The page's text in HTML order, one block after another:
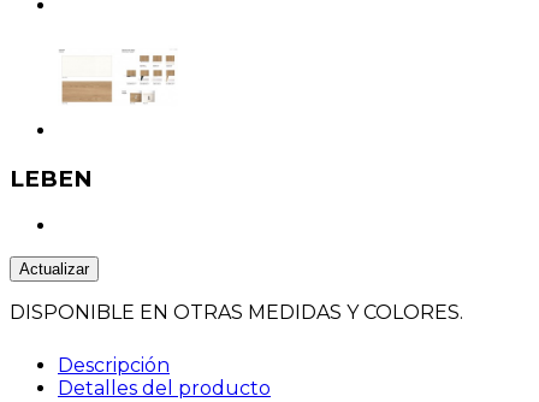
LEBEN
DISPONIBLE EN OTRAS MEDIDAS Y COLORES.
Descripción
Detalles del producto